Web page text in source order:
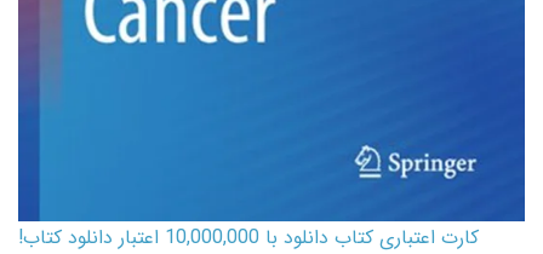
کارت اعتباری کتاب دانلود با 10,000,000 اعتبار دانلود کتاب!